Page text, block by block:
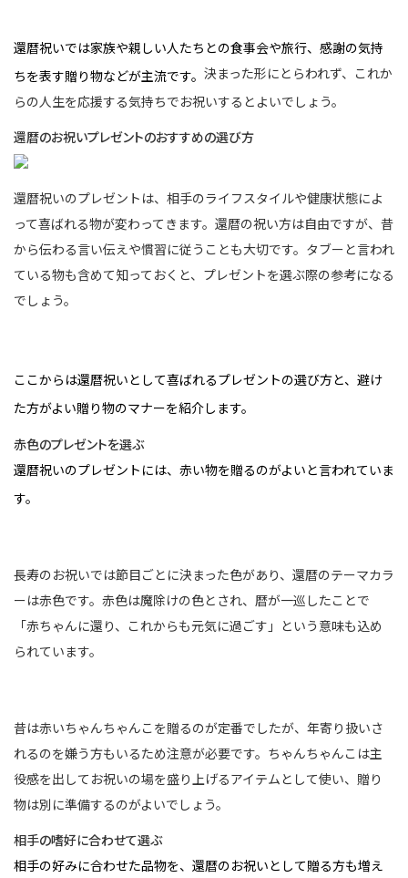
還暦祝いでは家族や親しい人たちとの食事会や旅行、感謝の気持
ちを表す贈り物などが主流です。 決まった形にとらわれず、これか
らの人生を応援する気持ちでお祝いするとよいでしょう。
還暦のお祝いプレゼントのおすすめの選び方
還暦祝いのプレゼントは、相手のライフスタイルや健康状態によ
って喜ばれる物が変わってきます。還暦の祝い方は自由ですが、昔
から伝わる言い伝えや慣習に従うことも大切です。タブーと言われ
ている物も含めて知っておくと、プレゼントを選ぶ際の参考になる
でしょう。
ここからは還暦祝いとして喜ばれるプレゼントの選び方と、避け
た方がよい贈り物のマナーを紹介します。
赤色のプレゼントを選ぶ
還暦祝いのプレゼントには、赤い物を贈るのがよいと言われていま
す。
長寿のお祝いでは節目ごとに決まった色があり、還暦のテーマカラ
ーは赤色です。赤色は魔除けの色とされ、暦が一巡したことで
「赤ちゃんに還り、これからも元気に過ごす」という意味も込め
られています。
昔は赤いちゃんちゃんこを贈るのが定番でしたが、年寄り扱いさ
れるのを嫌う方もいるため注意が必要です。ちゃんちゃんこは主
役感を出してお祝いの場を盛り上げるアイテムとして使い、贈り
物は別に準備するのがよいでしょう。
相手の嗜好に合わせて選ぶ
相手の好みに合わせた品物を、還暦のお祝いとして贈る方も増え